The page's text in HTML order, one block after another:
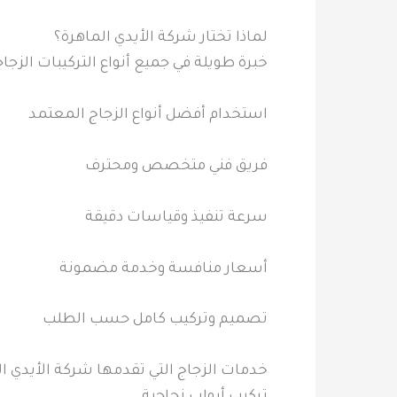
لماذا تختار شركة الأيدي الماهرة؟
خبرة طويلة في جميع أنواع التركيبات
استخدام أفضل أنواع الزجاج المعتمد
فريق فني متخصص ومحترف
سرعة تنفيذ وقياسات دقيقة
أسعار منافسة وخدمة مضمونة
تصميم وتركيب كامل حسب الطلب
خدمات الزجاج التي تقدمها شركة الأيدي